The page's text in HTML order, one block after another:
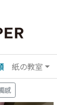
紙の教室
感